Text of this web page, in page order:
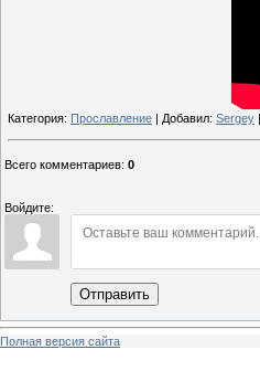
Категория: Прославление | Добавил: Sergey
Всего комментариев: 0
Войдите:
Отправить
Полная версия сайта